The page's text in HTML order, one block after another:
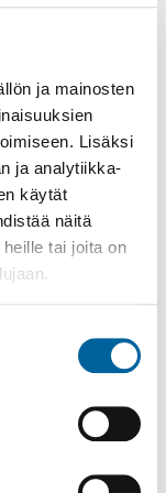
ja mainosten
Lisäksi
ja analytiikka-
käytät
näitä
tai joita on